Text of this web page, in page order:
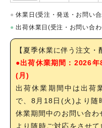
● 休業日(受注・発送・お問い
● 出荷休業日(受注・お問い合
【夏季休業に伴う注文・
●出荷休業期間：2026
(月)
出荷休業期間中は出荷
で、8月18日(火)より随
休業期間中のお問い合
より随時ご対応をさせ